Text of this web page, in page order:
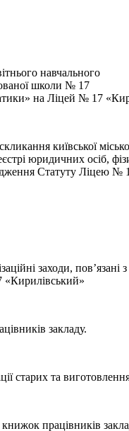
№ 10-/
навчального
школи № 17
на Ліцей № 17
київської
юридичних осіб,
Статуту Ліцею №
заходи,
закладу.
старих та
працівників